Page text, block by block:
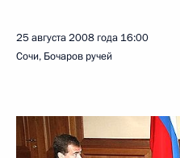
25 августа 2008 года 16:00
Сочи, Бочаров ручей